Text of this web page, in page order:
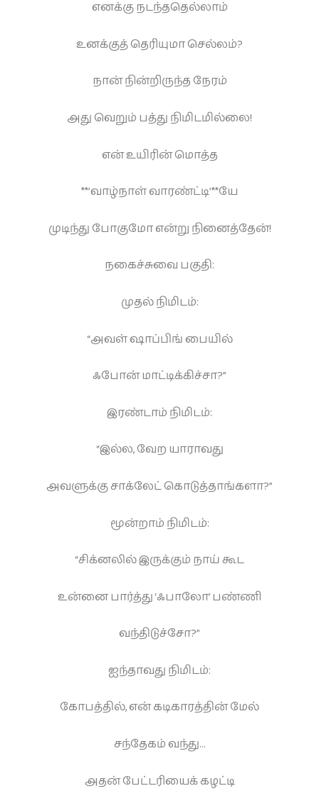
எனக்கு நடந்ததெல்லாம்
உனக்குத் தெரியுமா செல்லம்?
நான் நின்றிருந்த நேரம்
அது வெறும் பத்து நிமிடமில்லை!
என் உயிரின் மொத்த
**’வாழ்நாள் வாரண்ட்டி’**யே
முடிந்து போகுமோ என்று நினைத்தேன்!
நகைச்சுவை பகுதி:
முதல் நிமிடம்:
“அவள் ஷாப்பிங் பையில்
ஃபோன் மாட்டிக்கிச்சா?”
இரண்டாம் நிமிடம்:
“இல்ல, வேற யாராவது
அவளுக்கு சாக்லேட் கொடுத்தாங்களா?”
மூன்றாம் நிமிடம்:
“சிக்னலில் இருக்கும் நாய் கூட
உன்னை பார்த்து ‘ஃபாலோ’ பண்ணி
வந்திடுச்சோ?”
ஐந்தாவது நிமிடம்:
கோபத்தில், என் கடிகாரத்தின் மேல்
சந்தேகம் வந்து…
அதன் பேட்டரியைக் கழட்டி